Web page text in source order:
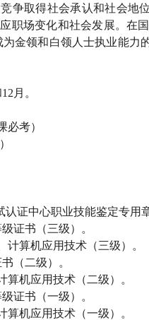
争取得社会承认和社会地
职场变化和社会发展。在
为金领和白领人士执业能力
12 月。
必考）
证中心职业技能鉴定专用
证书（三级）。
算机应用技术（三级）。
（二级）。
机应用技术（二级）。
证书（一级）。
机应用技术（一级）。